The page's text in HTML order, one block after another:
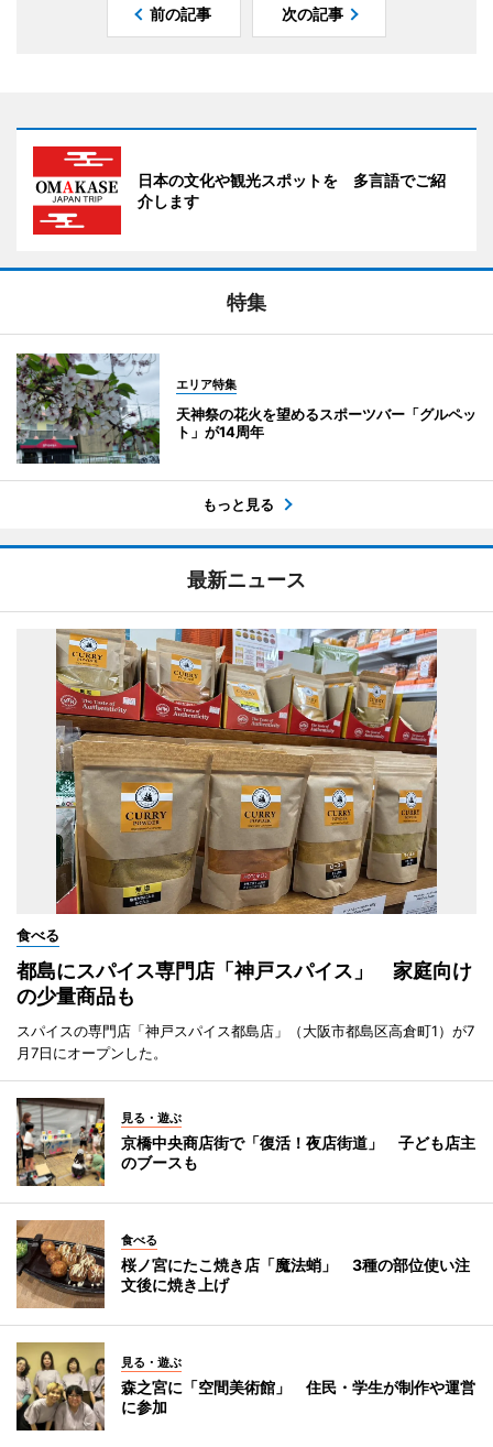
前の記事 次の記事
日本の文化や観光スポットを 多言語でご紹
介します
特集
エリア特集
天神祭の花火を望めるスポーツバー「グルペッ
ト」が14周年
もっと見る
最新ニュース
食べる
都島にスパイス専門店「神戸スパイス」 家庭向け
の少量商品も
スパイスの専門店「神戸スパイス都島店」（大阪市都島区高倉町1）が7
月7日にオープンした。
見る・遊ぶ
京橋中央商店街で「復活！夜店街道」 子ども店主
のブースも
食べる
桜ノ宮にたこ焼き店「魔法蛸」 3種の部位使い注
文後に焼き上げ
見る・遊ぶ
森之宮に「空間美術館」 住民・学生が制作や運営
に参加